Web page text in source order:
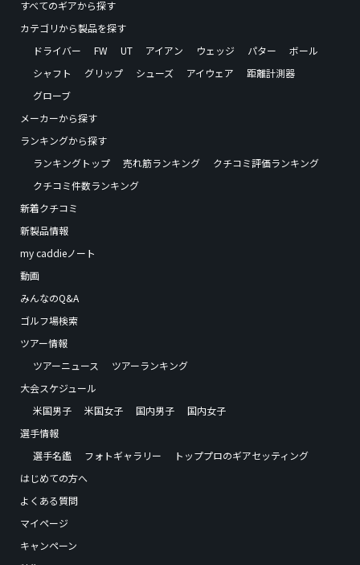
すべてのギアから探す
カテゴリから製品を探す
ドライバー
FW UT アイアン ウェッジ パター
ボール
シャフト
グリップ シューズ アイウェア
距離計測器
グローブ
メーカーから探す
ランキングから探す
ランキングトップ
売れ筋ランキング
クチコミ評価ランキング
クチコミ件数ランキング
新着クチコミ
新製品情報
my caddieノート
動画
みんなのQ&A
ゴルフ場検索
ツアー情報
ツアーニュース
ツアーランキング
大会スケジュール
米国男子
米国女子 国内男子
国内女子
選手情報
選手名鑑
フォトギャラリー
トッププロのギアセッティング
はじめての方へ
よくある質問
マイページ
キャンペーン